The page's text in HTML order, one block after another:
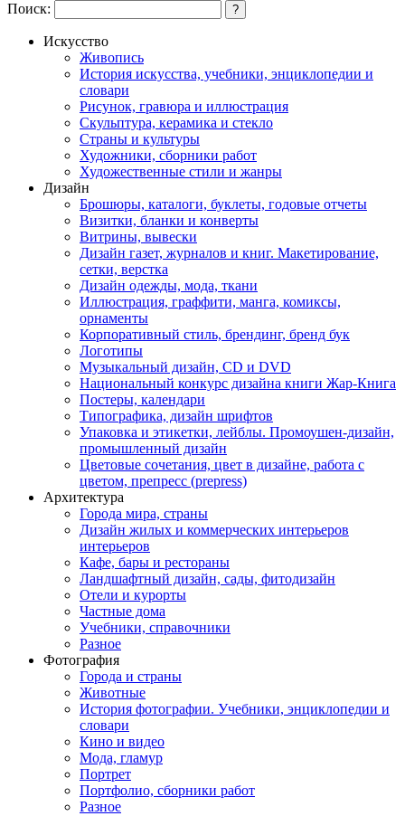
Поиск: ?
Искусство
Живопись
История искусства, учебники, энциклопедии и
словари
Рисунок, гравюра и иллюстрация
Скульптура, керамика и стекло
Страны и культуры
Художники, сборники работ
Художественные стили и жанры
Дизайн
Брошюры, каталоги, буклеты, годовые отчеты
Визитки, бланки и конверты
Витрины, вывески
Дизайн газет, журналов и книг. Макетирование,
сетки, верстка
Дизайн одежды, мода, ткани
Иллюстрация, граффити, манга, комиксы,
орнаменты
Корпоративный стиль, брендинг, бренд бук
Логотипы
Музыкальный дизайн, СD и DVD
Национальный конкурс дизайна книги Жар-Книга
Постеры, календари
Типографика, дизайн шрифтов
Упаковка и этикетки, лейблы. Промоушен-дизайн,
промышленный дизайн
Цветовые сочетания, цвет в дизайне, работа с
цветом, препресс (prepress)
Архитектура
Города мира, страны
Дизайн жилых и коммерческих интерьеров
интерьеров
Кафе, бары и рестораны
Ландшафтный дизайн, сады, фитодизайн
Отели и курорты
Частные дома
Учебники, справочники
Разное
Фотография
Города и страны
Животные
История фотографии. Учебники, энциклопедии и
словари
Кино и видео
Мода, гламур
Портрет
Портфолио, сборники работ
Разное